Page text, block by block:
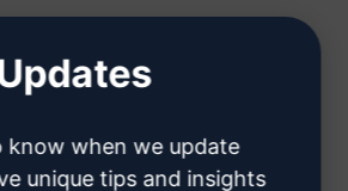
如何创建 ChatGPT 帐
know when we update
unique tips and insights